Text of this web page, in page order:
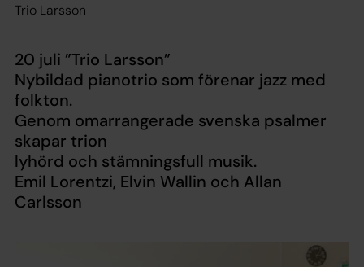
Trio Larsson
20 juli ”Trio Larsson”
Nybildad pianotrio som förenar jazz med
folkton.
Genom omarrangerade svenska psalmer
skapar trion
lyhörd och stämningsfull musik.
Emil Lorentzi, Elvin Wallin och Allan
Carlsson